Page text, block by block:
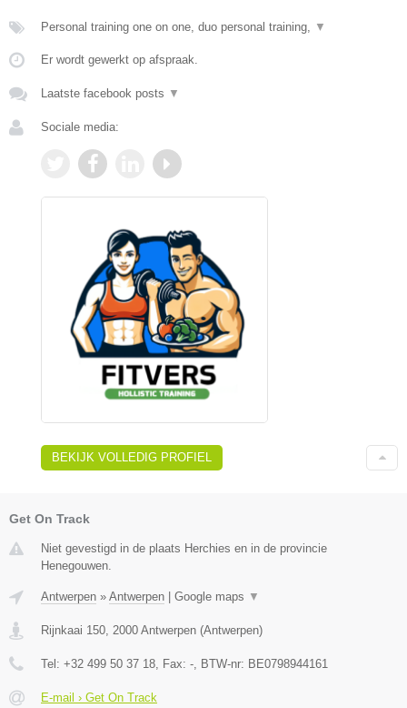
Personal training one on one, duo personal training, ▼
Er wordt gewerkt op afspraak.
Laatste facebook posts ▼
Sociale media:
BEKIJK VOLLEDIG PROFIEL
Get On Track
Niet gevestigd in de plaats Herchies en in de provincie
Henegouwen.
Antwerpen » Antwerpen | Google maps ▼
Rijnkaai 150 2000 Antwerpen (Antwerpen)
Tel: +32 499 50 37 18 , Fax: - , BTW-nr: BE0798944161
E-mail › Get On Track